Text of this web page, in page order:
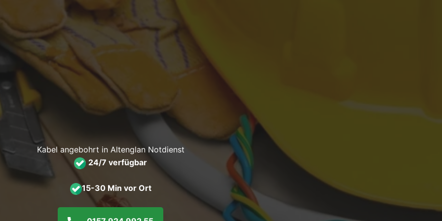
Kabel angebohrt in Altenglan Notdienst
24/7 verfügbar
15-30 Min vor Ort